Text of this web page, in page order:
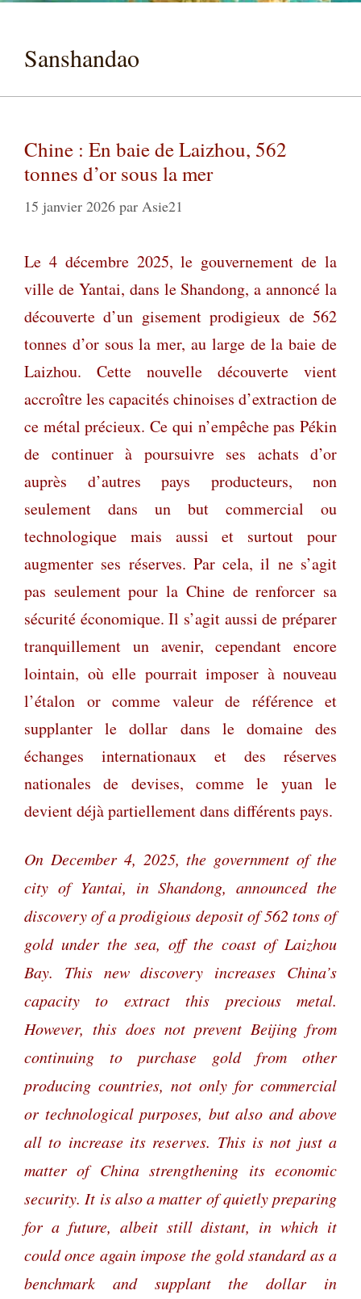
Sanshandao
Chine : En baie de Laizhou, 562
tonnes d’or sous la mer
15 janvier 2026 par Asie21
Le 4 décembre 2025, le gouvernement de la
ville de Yantai, dans le Shandong, a annoncé la
découverte d’un gisement prodigieux de 562
tonnes d’or sous la mer, au large de la baie de
Laizhou. Cette nouvelle découverte vient
accroître les capacités chinoises d’extraction de
ce métal précieux. Ce qui n’empêche pas Pékin
de continuer à poursuivre ses achats d’or
auprès d’autres pays producteurs, non
seulement dans un but commercial ou
technologique mais aussi et surtout pour
augmenter ses réserves. Par cela, il ne s’agit
pas seulement pour la Chine de renforcer sa
sécurité économique. Il s’agit aussi de préparer
tranquillement un avenir, cependant encore
lointain, où elle pourrait imposer à nouveau
l’étalon or comme valeur de référence et
supplanter le dollar dans le domaine des
échanges internationaux et des réserves
nationales de devises, comme le yuan le
devient déjà partiellement dans différents pays.
On December 4, 2025, the government of the
city of Yantai, in Shandong, announced the
discovery of a prodigious deposit of 562 tons of
gold under the sea, off the coast of Laizhou
Bay. This new discovery increases China’s
capacity to extract this precious metal.
However, this does not prevent Beijing from
continuing to purchase gold from other
producing countries, not only for commercial
or technological purposes, but also and above
all to increase its reserves. This is not just a
matter of China strengthening its economic
security. It is also a matter of quietly preparing
for a future, albeit still distant, in which it
could once again impose the gold standard as a
benchmark and supplant the dollar in